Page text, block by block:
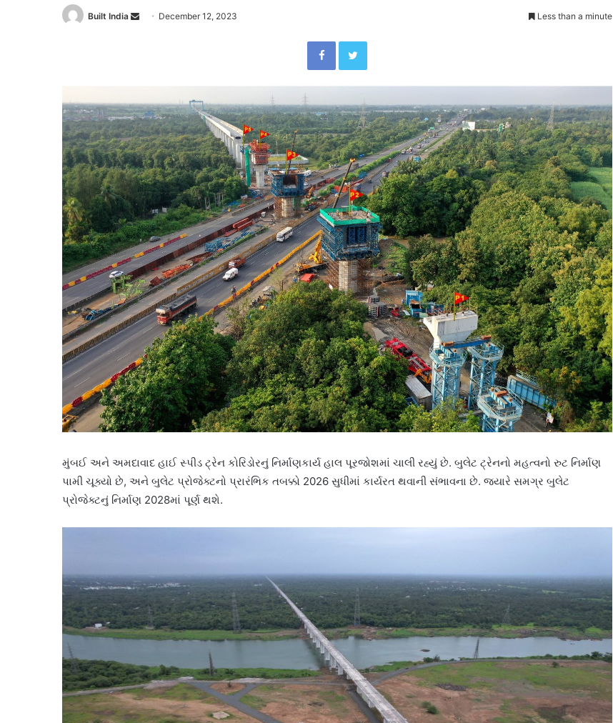
Built India
Send December 12, 2023 Less than a minute
FacebookTwitter
મુંબઈ અને અમદાવાદ હાઈ સ્પીડ ટ્રેન કોરિડોરનું નિર્માણકાર્ય હાલ પૂરજોશમાં ચાલી રહ્યું છે. બુલેટ ટ્રેનનો મહત્વનો રુટ નિર્માણ
પામી ચૂક્યો છે, અને બુલેટ પ્રોજેક્ટનો પ્રારંભિક તબક્કો 2026 સુધીમાં કાર્યરત થવાની સંભાવના છે. જ્યારે સમગ્ર બુલેટ
પ્રોજેક્ટનું નિર્માણ 2028માં પૂર્ણ થશે.